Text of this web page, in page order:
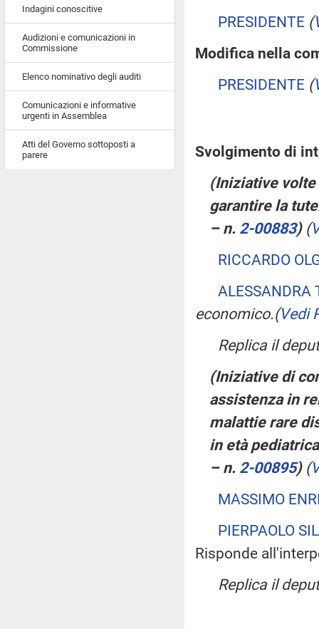
Indagini conoscitive
Audizioni e comunicazioni in
Commissione
Elenco nominativo degli auditi
Comunicazioni e informative
urgenti in Assemblea
Atti del Governo sottoposti a
parere
PRESIDENTE (
Modifica nella
PRESIDENTE (
Svolgimento di
(Iniziative
garantire la
– n. 2-00883) (
RICCARDO
ALESSANDRA
economico.(Vedi
Replica il
(Iniziative di
assistenza in
malattie rare
in età
– n. 2-00895) (
MASSIMO
PIERPAOLO
Risponde
Replica il